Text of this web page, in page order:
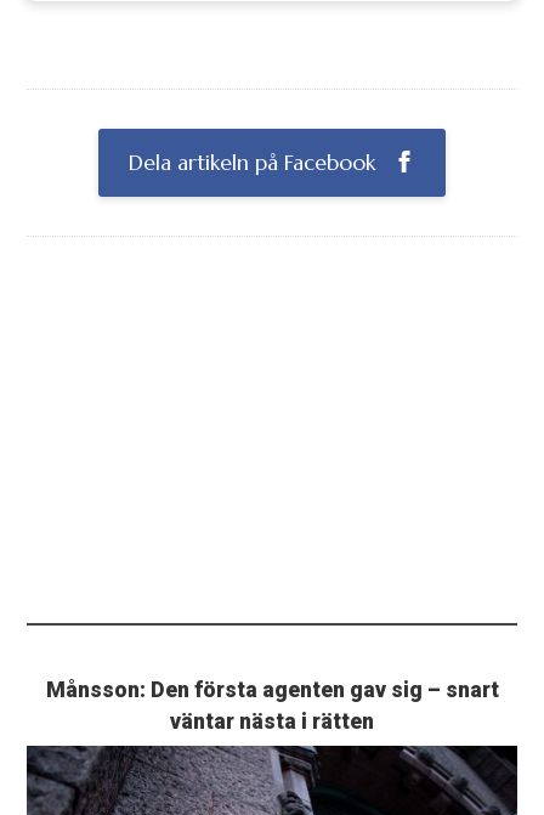
Dela artikeln på Facebook
Månsson: Den första agenten gav sig – snart
väntar nästa i rätten